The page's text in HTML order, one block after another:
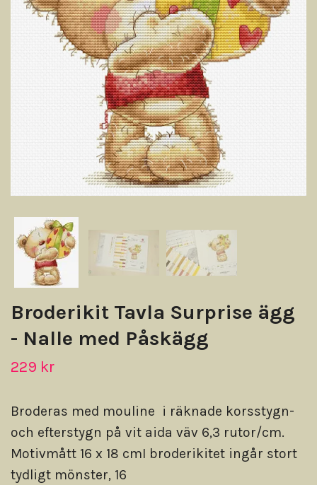
Broderikit Tavla Surprise ägg
- Nalle med Påskägg
229 kr
Broderas med mouline i räknade korsstygn-
och efterstygn på vit aida väv 6,3 rutor/cm.
Motivmått 16 x 18 cmI broderikitet ingår stort
tydligt mönster, 16